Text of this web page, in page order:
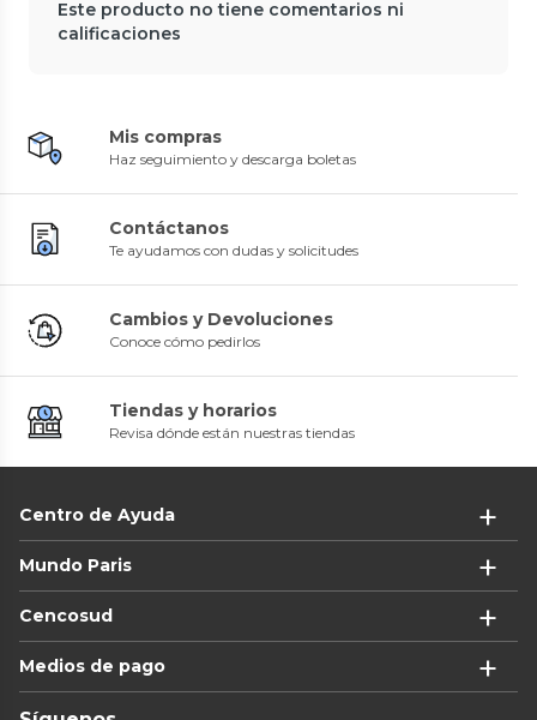
Este producto no tiene comentarios ni
calificaciones
Mis compras
Haz seguimiento y descarga boletas
Contáctanos
Te ayudamos con dudas y solicitudes
Cambios y Devoluciones
Conoce cómo pedirlos
Tiendas y horarios
Revisa dónde están nuestras tiendas
Centro de Ayuda
Mundo Paris
Cencosud
Medios de pago